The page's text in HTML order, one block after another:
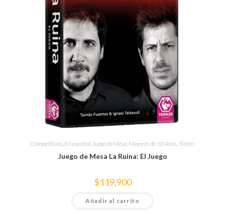
Competitivos, En español,Juego de Mesa, Mayores de 10 Años, Tranjis
Juego de Mesa La Ruina: El Juego
$119,900
Añadir al carrito